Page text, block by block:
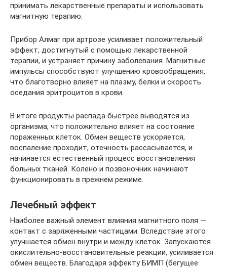
принимать лекарственные препараты и использовать
магнитную терапию.
Прибор Алмаг при артрозе усиливает положительный
эффект, достигнутый с помощью лекарственной
терапии, и устраняет причину заболевания. Магнитные
импульсы способствуют улучшению кровообращения,
что благотворно влияет на плазму, белки и скорость
оседания эритроцитов в крови.
В итоге продукты распада быстрее выводятся из
организма, что положительно влияет на состояние
пораженных клеток. Обмен веществ ускоряется,
воспаление проходит, отечность рассасывается, и
начинается естественный процесс восстановления
больных тканей. Колено и позвоночник начинают
функционировать в прежнем режиме.
Лечебный эффект
Наиболее важный элемент влияния магнитного поля —
контакт с заряженными частицами. Вследствие этого
улучшается обмен внутри и между клеток. Запускаются
окислительно-восстановительные реакции, усиливается
обмен веществ. Благодаря эффекту БИМП (бегущее